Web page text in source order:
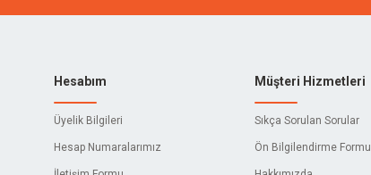
Hesabım
Üyelik Bilgileri
Hesap Numaralarımız
Müşteri Hizmetleri
Sıkça Sorulan Sorular
Ön Bilgilendirme Formu